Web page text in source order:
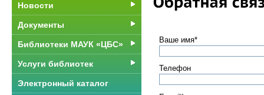
Ваше имя*
Телефон
Новости
Документы
Библиотеки МАУК «ЦБС»
Услуги библиотек
Электронный каталог